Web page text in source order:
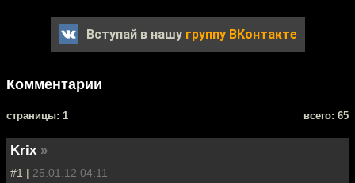
Вступай в нашу группу ВКонтакте
Комментарии
cтраницы: 1 всего: 65
Krix »
#1 | 25.01.12 04:11